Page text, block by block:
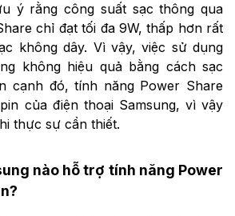
ý rằng công suất sạc thông qua
chỉ đạt tối đa 9W, thấp hơn rất
không dây. Vì vậy, việc sử dụng
không hiệu quả bằng cách sạc
cạnh đó, tính năng Power Share
của điện thoại Samsung, vì vậy
thực sự cần thiết.
nào hỗ trợ tính năng Power